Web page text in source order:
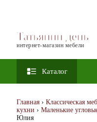
Татьянин день
интернет-магазин мебели
Каталог
Главная › Классическая
кухни › Маленькие
Юлия